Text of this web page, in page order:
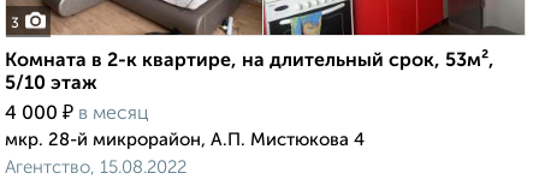
3
Комната в 2-к квартире, на длительный срок, 53м²,
5/10 этаж
4 000 ₽ в месяц
мкр. 28-й микрорайон, А.П. Мистюкова 4
Агентство, 15.08.2022